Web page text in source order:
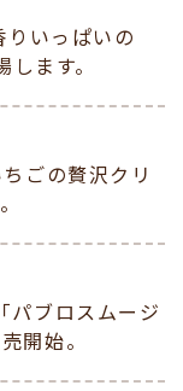
いっぱいの
ます。
ごの贅沢クリ
パブロスムージ
開始。